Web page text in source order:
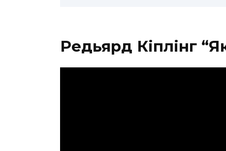
Редьярд Кіплінг